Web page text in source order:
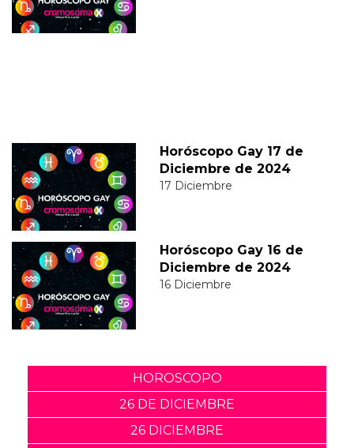
Horóscopo Gay 17 de
Diciembre de 2024
17 Diciembre
Horóscopo Gay 16 de
Diciembre de 2024
16 Diciembre
HOROSCOPO
26 DE DICIEMBRE
26 DICIEMBRE